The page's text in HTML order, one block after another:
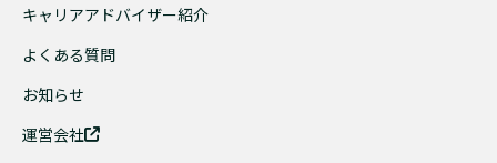
キャリアアドバイザー紹介
よくある質問
お知らせ
運営会社